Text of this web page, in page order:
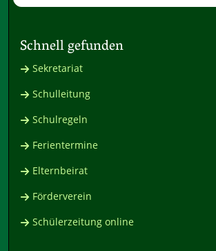
Schnell gefunden
Sekretariat
Schulleitung
Schulregeln
Ferientermine
Elternbeirat
Förderverein
Schülerzeitung online